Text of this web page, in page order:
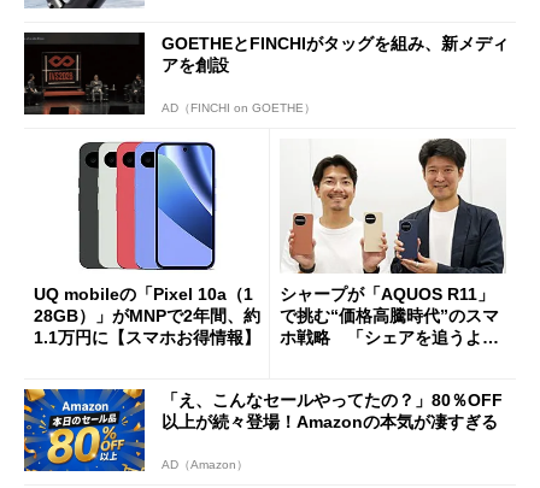
GOETHEとFINCHIがタッグを組み、新メディ
アを創設
AD（FINCHI on GOETHE）
UQ mobileの「Pixel 10a（1
28GB）」がMNPで2年間、約
1.1万円に【スマホお得情報】
シャープが「AQUOS R11」
で挑む“価格高騰時代”のスマ
ホ戦略 「シェアを追うより
「え、こんなセールやってたの？」80％OFF
以上が続々登場！Amazonの本気が凄すぎる
AD（Amazon）